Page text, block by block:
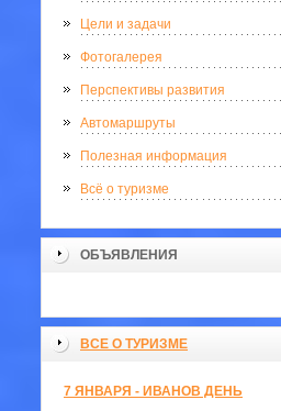
Цели и задачи
Фотогалерея
Перспективы развития
Автомаршруты
Полезная информация
Всё о туризме
ОБЪЯВЛЕНИЯ
ВСЕ О ТУРИЗМЕ
7 ЯНВАРЯ - ИВАНОВ ДЕНЬ